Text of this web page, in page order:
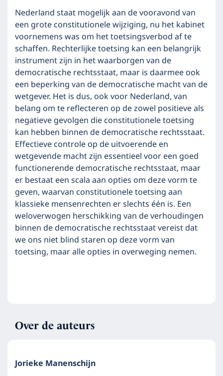
Nederland staat mogelijk aan de vooravond van
een grote constitutionele wijziging, nu het kabinet
voornemens was om het toetsingsverbod af te
schaffen. Rechterlijke toetsing kan een belangrijk
instrument zijn in het waarborgen van de
democratische rechtsstaat, maar is daarmee ook
een beperking van de democratische macht van de
wetgever. Het is dus, ook voor Nederland, van
belang om te reflecteren op de zowel positieve als
negatieve gevolgen die constitutionele toetsing
kan hebben binnen de democratische rechtsstaat.
Effectieve controle op de uitvoerende en
wetgevende macht zijn essentieel voor een goed
functionerende democratische rechtsstaat, maar
er bestaat een scala aan opties om deze vorm te
geven, waarvan constitutionele toetsing aan
klassieke mensenrechten er slechts één is. Een
weloverwogen herschikking van de verhoudingen
binnen de democratische rechtsstaat vereist dat
we ons niet blind staren op deze vorm van
toetsing, maar alle opties in overweging nemen.
Over de auteurs
Jorieke Manenschijn